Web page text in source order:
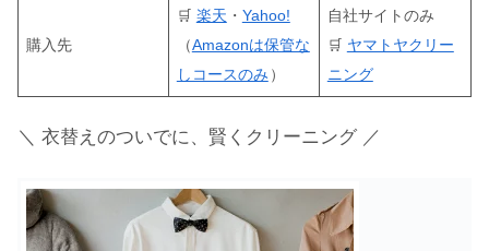
購入先
🛒 楽天 ・ Yahoo!
（Amazonは保管な
しコースのみ ）
自社サイトのみ
🛒 ヤマトヤクリー
ニング
＼ 衣替えのついでに、賢くクリーニング ／